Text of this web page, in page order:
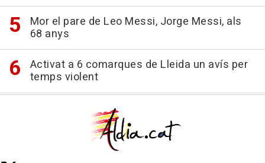
Mor el pare de Leo Messi, Jorge Messi, als
68 anys
Activat a 6 comarques de Lleida un avís per
temps violent